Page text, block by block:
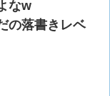
なw
の落書きレベ